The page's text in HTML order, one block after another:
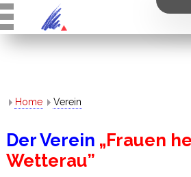
Home Verein
Der Verein „Frauen
Wetterau”